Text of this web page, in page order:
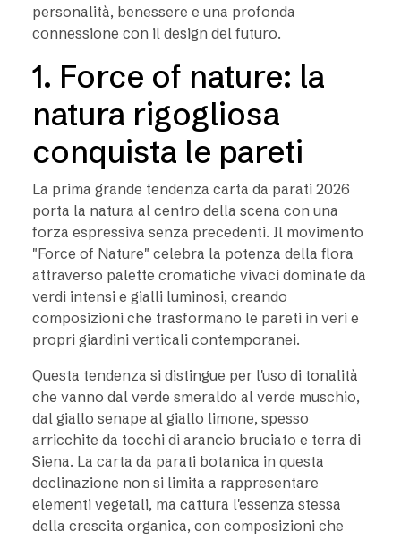
personalità, benessere e una profonda
connessione con il design del futuro.
1. Force of nature: la
natura rigogliosa
conquista le pareti
La prima grande tendenza carta da parati 2026
porta la natura al centro della scena con una
forza espressiva senza precedenti. Il movimento
"Force of Nature" celebra la potenza della flora
attraverso palette cromatiche vivaci dominate da
verdi intensi e gialli luminosi, creando
composizioni che trasformano le pareti in veri e
propri giardini verticali contemporanei.
Questa tendenza si distingue per l'uso di tonalità
che vanno dal verde smeraldo al verde muschio,
dal giallo senape al giallo limone, spesso
arricchite da tocchi di arancio bruciato e terra di
Siena. La carta da parati botanica in questa
declinazione non si limita a rappresentare
elementi vegetali, ma cattura l'essenza stessa
della crescita organica, con composizioni che